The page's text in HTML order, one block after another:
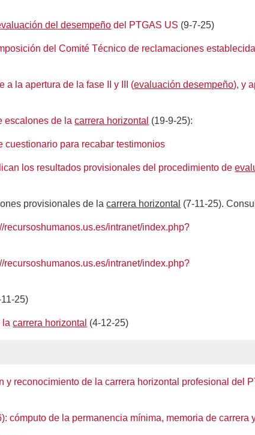
del desempeño del PTGAS US (9-7-25)
del Comité Técnico de reclamaciones
a la apertura de la fase II y III (evaluación desempeño), y
escalones de lacarrera horizontal (19-9-25):
cuestionario para recabar testimonios
los resultados provisionales del procedimiento de
provisionales de lacarrera horizontal (7-11-25).
recursoshumanos.us.es/intranet/index.php?
recursoshumanos.us.es/intranet/index.php?
25)
lacarrera horizontal (4-12-25)
reconocimiento de la carrera horizontal profesional del
cómputo de la permanencia mínima, memoria de carrera